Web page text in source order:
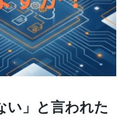
い」と言われた